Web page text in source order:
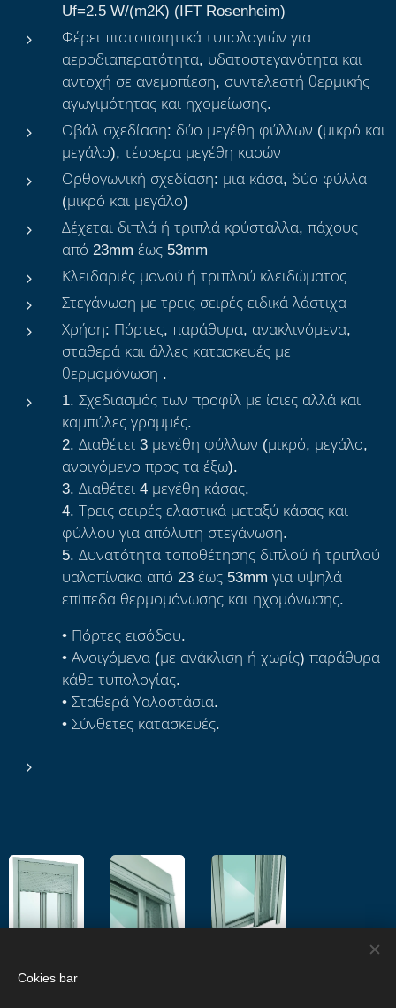
Uf=2.5 W/(m2K) (IFT Rosenheim)
Φέρει πιστοποιητικά τυπολογιών για
αεροδιαπερατότητα, υδατοστεγανότητα και
αντοχή σε ανεμοπίεση, συντελεστή θερμικής
αγωγιμότητας και ηχομείωσης.
Οβάλ σχεδίαση: δύο μεγέθη φύλλων (μικρό και
μεγάλο), τέσσερα μεγέθη κασών
Ορθογωνική σχεδίαση: μια κάσα, δύο φύλλα
(μικρό και μεγάλο)
Δέχεται διπλά ή τριπλά κρύσταλλα, πάχους
από 23mm έως 53mm
Κλειδαριές μονού ή τριπλού κλειδώματος
Στεγάνωση με τρεις σειρές ειδικά λάστιχα
Χρήση: Πόρτες, παράθυρα, ανακλινόμενα,
σταθερά και άλλες κατασκευές με
θερμομόνωση .
1. Σχεδιασμός των προφίλ με ίσιες αλλά και
καμπύλες γραμμές.
2. Διαθέτει 3 μεγέθη φύλλων (μικρό, μεγάλο,
ανοιγόμενο προς τα έξω).
3. Διαθέτει 4 μεγέθη κάσας.
4. Τρεις σειρές ελαστικά μεταξύ κάσας και
φύλλου για απόλυτη στεγάνωση.
5. Δυνατότητα τοποθέτησης διπλού ή τριπλού
υαλοπίνακα από 23 έως 53mm για υψηλά
επίπεδα θερμομόνωσης και ηχομόνωσης.
• Πόρτες εισόδου.
• Ανοιγόμενα (με ανάκλιση ή χωρίς) παράθυρα
κάθε τυπολογίας.
• Σταθερά Υαλοστάσια.
• Σύνθετες κατασκευές.
Cokies bar